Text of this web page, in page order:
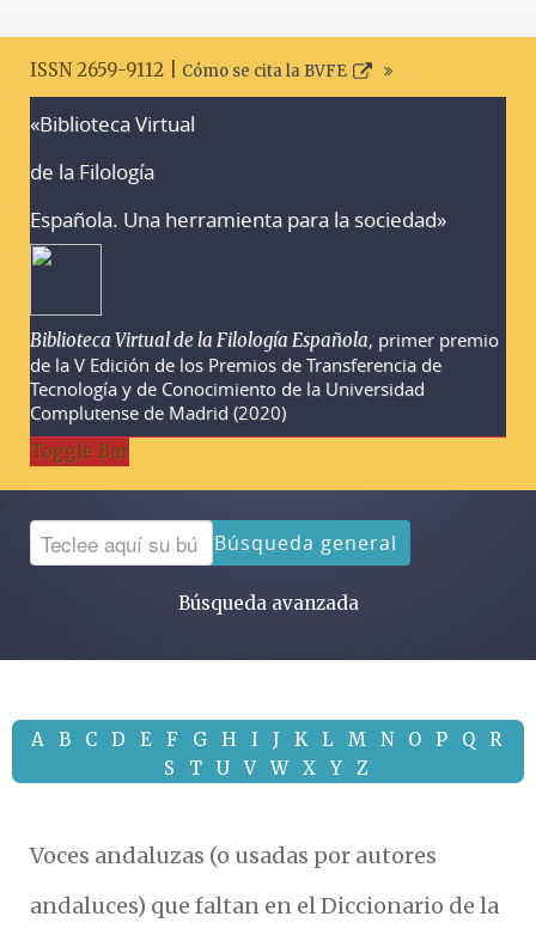
ISSN 2659-9112 | Cómo se cita la BVFE
«Biblioteca Virtual
de la Filología
Española. Una herramienta para la sociedad»
Biblioteca Virtual de la Filología Española, primer premio
de la V Edición de los Premios de Transferencia de
Tecnología y de Conocimiento de la Universidad
Complutense de Madrid (2020)
Toggle Bar
Búsqueda general
Búsqueda avanzada
A B C D E F G H I J K L M N O P Q
R
S
T U V W X Y Z
Voces andaluzas (o usadas por autores
andaluces) que faltan en el Diccionario de la